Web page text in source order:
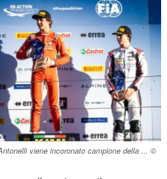
viene incoronato campione della ... ©